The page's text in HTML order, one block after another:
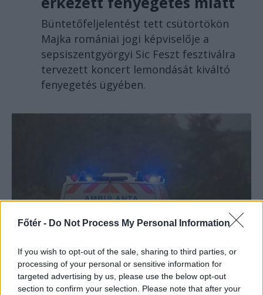
Főtér - Do Not Process My Personal Information
If you wish to opt-out of the sale, sharing to third parties, or
processing of your personal or sensitive information for
targeted advertising by us, please use the below opt-out
section to confirm your selection. Please note that after your
Büntetőfeljelentést tett csütörtökön
Majka romániai jogi képviselője a
sepsiszentgyörgyi Sic Feszt fesztiválra
tervezett koncert lemondását kiváltó
fenyegetés ügyében.
SZÉKELYHON